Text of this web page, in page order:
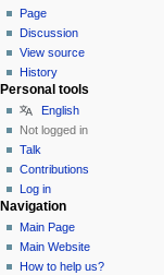
Page
Discussion
View source
History
Personal tools
English
Not logged in
Talk
Contributions
Log in
Navigation
Main Page
Main Website
How to help us?